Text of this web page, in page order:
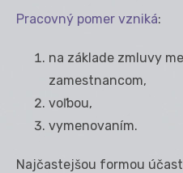
Pracovný pomer vzniká:
na základe zmluvy
zamestnancom,
voľbou,
vymenovaním.
Najčastejšou formou